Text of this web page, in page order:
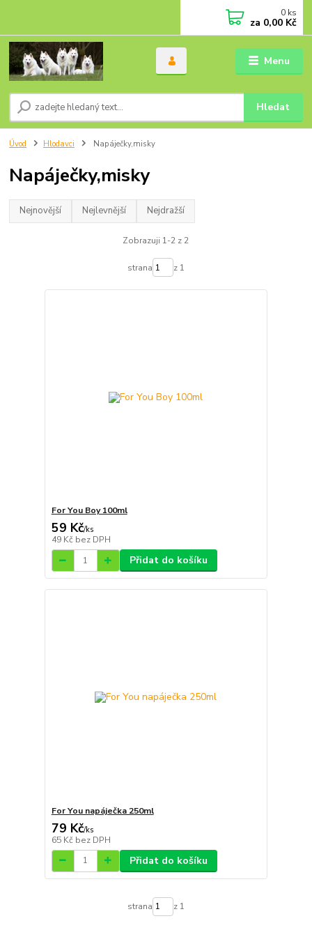
Menu
Hledat
0 ks
za 0,00 Kč
Úvod Hlodavci Napáječky,misky
Napáječky,misky
Nejnovější Nejlevnější Nejdražší
Zobrazuji 1-2 z 2
strana z 1
For You Boy 100ml
59 Kč/ks
49 Kč bez DPH
Přidat do košíku
For You napáječka 250ml
79 Kč/ks
65 Kč bez DPH
Přidat do košíku
strana z 1